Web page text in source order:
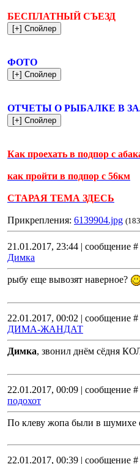
БЕСПЛАТНЫЙ СЪЕЗД
ФОТО
ОТЧЕТЫ О РЫБАЛКЕ В
Как проехать в подпор с
как пройти в подпор с 56км
СТАРАЯ ТЕМА ЗДЕСЬ
Прикрепления: 6139904.jpg
21.01.2017, 23:44 | сообщение #
Димка
рыбу еще вывозят наверное?
22.01.2017, 00:02 | сообщение #
ДИМА-ЖАНДАТ
Димка, звонил днём сёдня
22.01.2017, 00:09 | сообщение #
подохот
По клеву жопа были в шумихе
22.01.2017, 00:39 | сообщение #